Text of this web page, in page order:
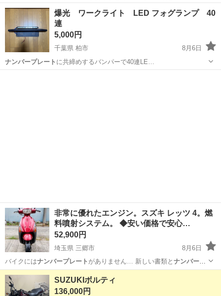
レート
の取得手続き… 【ナンバープレート取得について… ●バイクに
ナンバープレート がついていま… 。 ●ナンバープレート取得後ご自
身…
埼玉 三郷市 スズキ ナンバープレート
爆光 ワークライト LED フォグランプ 40
連
5,000円
千葉県 柏市
8月6日
ナンバープレート に共締めするバンパーで40連LE…
非常に優れたエンジン。スズキ レッツ 4。燃
料噴射システム。 ◆安い価格で安心…
52,900円
埼玉県 三郷市
8月6日
バイクにはナンバープレート がありません… 新しい書類と ナンバープ
レート
の取得手続き… 【ナンバープレート取得について… ●バイクに
はナンバープレート
身…
埼玉 三郷市
SUZUKIボルティ
136,000円